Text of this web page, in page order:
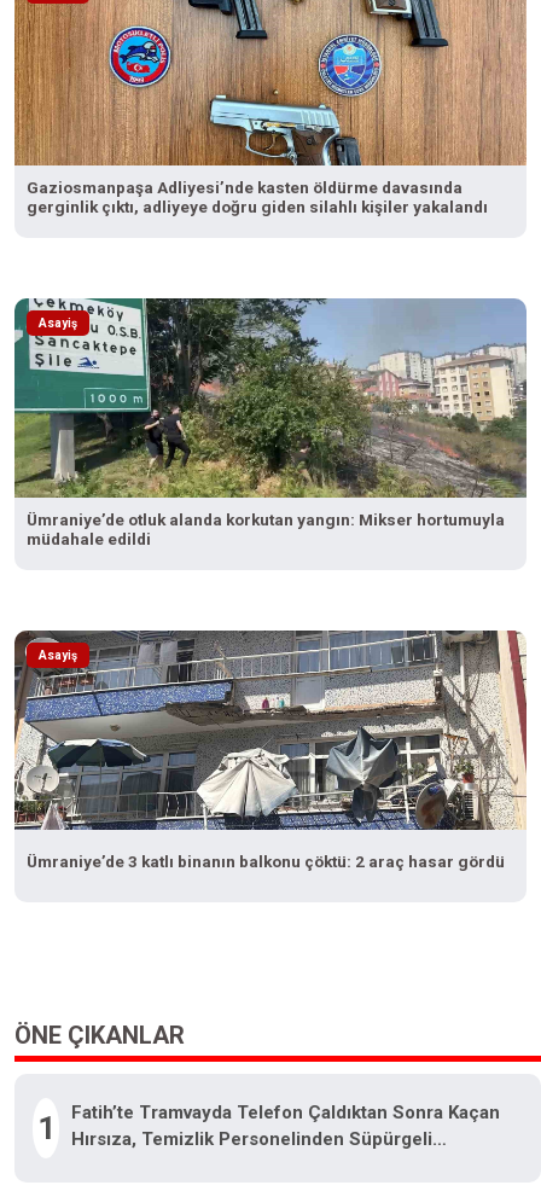
Gaziosmanpaşa Adliyesi’nde kasten öldürme davasında
gerginlik çıktı, adliyeye doğru giden silahlı kişiler yakalandı
Asayiş
Ümraniye’de otluk alanda korkutan yangın: Mikser hortumuyla
müdahale edildi
Asayiş
Ümraniye’de 3 katlı binanın balkonu çöktü: 2 araç hasar gördü
ÖNE ÇIKANLAR
1
Fatih’te Tramvayda Telefon Çaldıktan Sonra Kaçan
Hırsıza, Temizlik Personelinden Süpürgeli